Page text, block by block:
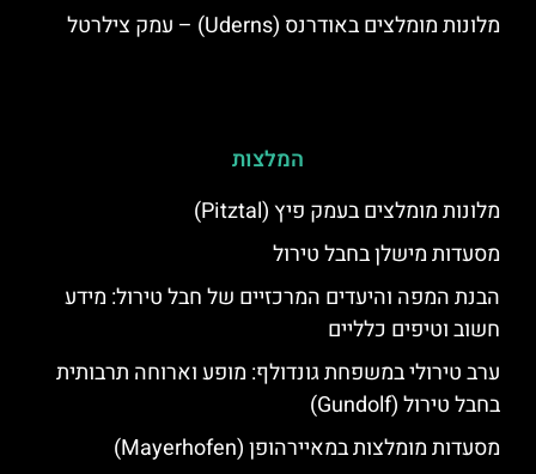
מלונות מומלצים באודרנס (Uderns) – עמק צילרטל
המלצות
מלונות מומלצים בעמק פיץ (Pitztal)
מסעדות מישלן בחבל טירול
הבנת המפה והיעדים המרכזיים של חבל טירול: מידע
חשוב וטיפים כלליים
ערב טירולי במשפחת גונדולף: מופע וארוחה תרבותית
בחבל טירול (Gundolf)
מסעדות מומלצות במאיירהופן (Mayerhofen)